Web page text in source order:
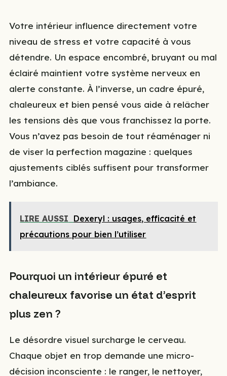
Votre intérieur influence directement votre
niveau de stress et votre capacité à vous
détendre. Un espace encombré, bruyant ou mal
éclairé maintient votre système nerveux en
alerte constante. À l’inverse, un cadre épuré,
chaleureux et bien pensé vous aide à relâcher
les tensions dès que vous franchissez la porte.
Vous n’avez pas besoin de tout réaménager ni
de viser la perfection magazine : quelques
ajustements ciblés suffisent pour transformer
l’ambiance.
LIRE AUSSI Dexeryl : usages, efficacité et
précautions pour bien l’utiliser
Pourquoi un intérieur épuré et
chaleureux favorise un état d’esprit
plus zen ?
Le désordre visuel surcharge le cerveau.
Chaque objet en trop demande une micro-
décision inconsciente : le ranger, le nettoyer,